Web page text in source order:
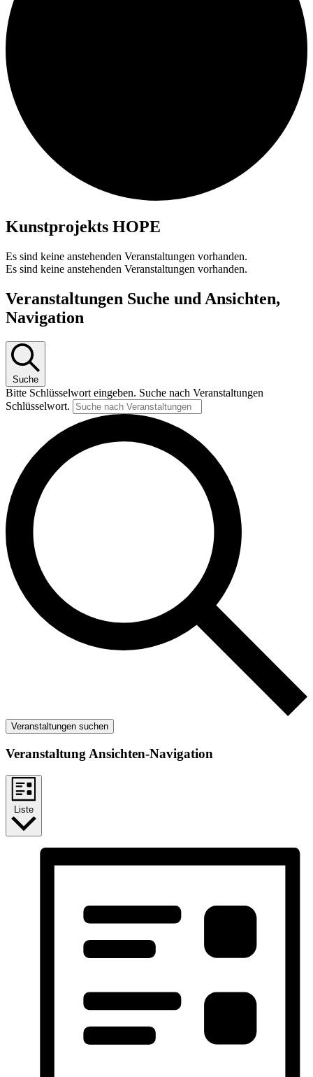
Kunstprojekts HOPE
Es sind keine anstehenden Veranstaltungen vorhanden.
Es sind keine anstehenden Veranstaltungen vorhanden.
Veranstaltungen Suche und Ansichten,
Navigation
Suche
Bitte Schlüsselwort eingeben. Suche nach Veranstaltungen
Schlüsselwort.
Veranstaltungen suchen
Veranstaltung Ansichten-Navigation
Liste